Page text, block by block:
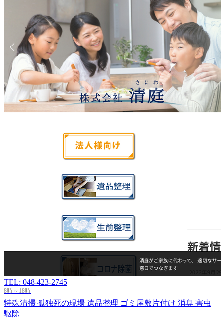
TEL: 048-423-2745
8時～18時
特殊清掃 孤独死の現場 遺品整理 ゴミ屋敷片付け 消臭 害虫
駆除